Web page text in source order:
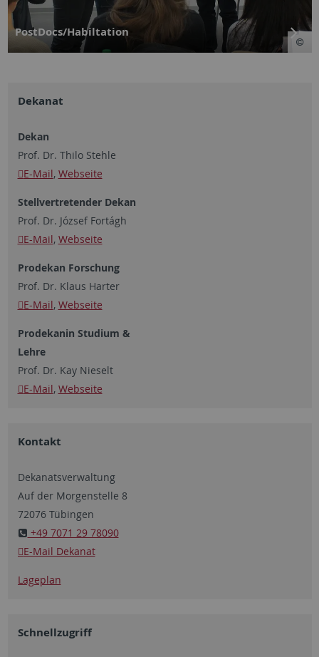
PostDocs/Habiltation
Dekanat
Dekan
Prof. Dr. Thilo Stehle
E-Mail, Webseite
Stellvertretender Dekan
Prof. Dr. József Fortágh
E-Mail, Webseite
Prodekan Forschung
Prof. Dr. Klaus Harter
E-Mail, Webseite
Prodekanin Studium &
Lehre
Prof. Dr. Kay Nieselt
E-Mail, Webseite
Kontakt
Dekanatsverwaltung
Auf der Morgenstelle 8
72076 Tübingen
+49 7071 29 78090
E-Mail Dekanat
Lageplan
Schnellzugriff